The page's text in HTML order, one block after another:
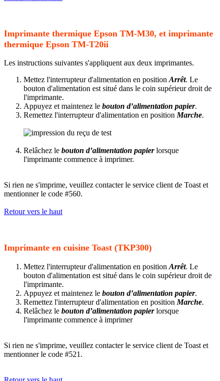
Imprimante thermique Epson TM-M30, et imprimante
thermique Epson TM-T20ii
Les instructions suivantes s'appliquent aux deux imprimantes.
Mettez l'interrupteur d'alimentation en position Arrêt. Le
bouton d'alimentation est situé dans le coin supérieur droit de
l'imprimante.
Appuyez et maintenez le bouton d’alimentation papier.
Remettez l'interrupteur d'alimentation en position Marche.
Relâchez le bouton d’alimentation papierlorsque
l'imprimante commence à imprimer.
Si rien ne s'imprime, veuillez contacter le service client de Toast et
mentionner le code #560.
Retour vers le haut
Imprimante en cuisine Toast (TKP300)
Mettez l'interrupteur d'alimentation en position Arrêt. Le
bouton d'alimentation est situé dans le coin supérieur droit de
l'imprimante.
Appuyez et maintenez le bouton d’alimentation papier.
Remettez l'interrupteur d'alimentation en position Marche.
Relâchez le bouton d’alimentation papierlorsque
l'imprimante commence à imprimer
Si rien ne s'imprime, veuillez contacter le service client de Toast et
mentionner le code #521.